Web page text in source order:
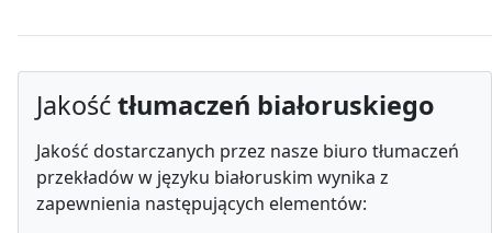
Jakośćtłumaczeń białoruskiego
Jakość dostarczanych przez nasze biuro tłumaczeń
przekładów w języku białoruskim wynika z
zapewnienia następujących elementów: